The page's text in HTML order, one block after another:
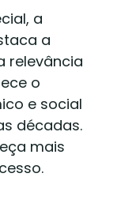
a
a
relevância
o
e social
décadas.
mais